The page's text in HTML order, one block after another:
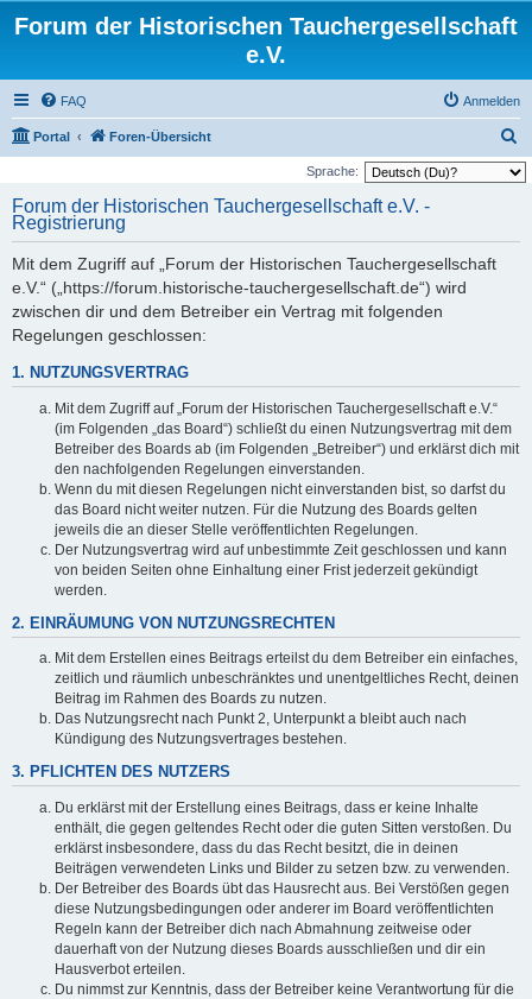
Forum der Historischen Tauchergesellschaft
e.V.
FAQ Anmelden
Portal Foren-Übersicht
u
Sprache:
Forum der Historischen Tauchergesellschaft e.V. -
Registrierung
Mit dem Zugriff auf „Forum der Historischen Tauchergesellschaft
e.V.“ („https://forum.historische-tauchergesellschaft.de“) wird
zwischen dir und dem Betreiber ein Vertrag mit folgenden
Regelungen geschlossen:
1. NUTZUNGSVERTRAG
Mit dem Zugriff auf „Forum der Historischen Tauchergesellschaft e.V.“
(im Folgenden „das Board“) schließt du einen Nutzungsvertrag mit dem
Betreiber des Boards ab (im Folgenden „Betreiber“) und erklärst dich mit
den nachfolgenden Regelungen einverstanden.
Wenn du mit diesen Regelungen nicht einverstanden bist, so darfst du
das Board nicht weiter nutzen. Für die Nutzung des Boards gelten
jeweils die an dieser Stelle veröffentlichten Regelungen.
Der Nutzungsvertrag wird auf unbestimmte Zeit geschlossen und kann
von beiden Seiten ohne Einhaltung einer Frist jederzeit gekündigt
werden.
2. EINRÄUMUNG VON NUTZUNGSRECHTEN
Mit dem Erstellen eines Beitrags erteilst du dem Betreiber ein einfaches,
zeitlich und räumlich unbeschränktes und unentgeltliches Recht, deinen
Beitrag im Rahmen des Boards zu nutzen.
Das Nutzungsrecht nach Punkt 2, Unterpunkt a bleibt auch nach
Kündigung des Nutzungsvertrages bestehen.
3. PFLICHTEN DES NUTZERS
Du erklärst mit der Erstellung eines Beitrags, dass er keine Inhalte
enthält, die gegen geltendes Recht oder die guten Sitten verstoßen. Du
erklärst insbesondere, dass du das Recht besitzt, die in deinen
Beiträgen verwendeten Links und Bilder zu setzen bzw. zu verwenden.
Der Betreiber des Boards übt das Hausrecht aus. Bei Verstößen gegen
diese Nutzungsbedingungen oder anderer im Board veröffentlichten
Regeln kann der Betreiber dich nach Abmahnung zeitweise oder
dauerhaft von der Nutzung dieses Boards ausschließen und dir ein
Hausverbot erteilen.
Du nimmst zur Kenntnis, dass der Betreiber keine Verantwortung für die